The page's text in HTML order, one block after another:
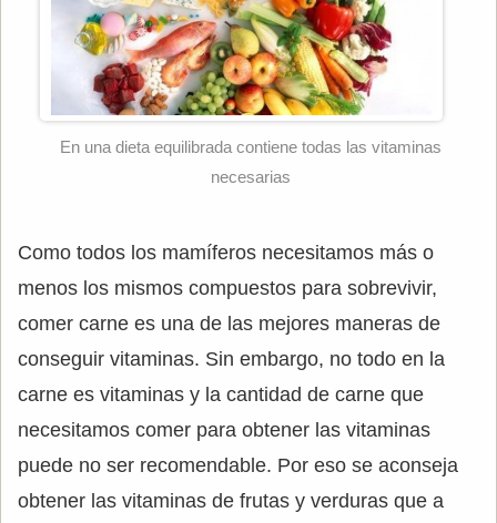
En una dieta equilibrada contiene todas las vitaminas
necesarias
Como todos los mamíferos necesitamos más o
menos los mismos compuestos para sobrevivir,
comer carne es una de las mejores maneras de
conseguir vitaminas. Sin embargo, no todo en la
carne es vitaminas y la cantidad de carne que
necesitamos comer para obtener las vitaminas
puede no ser recomendable. Por eso se aconseja
obtener las vitaminas de frutas y verduras que a